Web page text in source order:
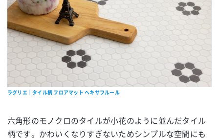
ラグリエ｜タイル柄 フロアマット ヘキサフルール
六角形のモノクロのタイルが小花のように並んだタイル
柄です。かわいくなりすぎないためシンプルな空間にも